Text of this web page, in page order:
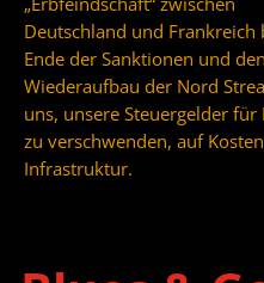
Deutschland und
Ende der Sanktionen und den
Wiederaufbau der Nord
uns, unsere Steuergelder
zu verschwenden, auf
Infrastruktur.